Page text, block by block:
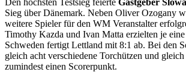
Den höchsten Testsieg feierte Gastgeber
Sieg über Dänemark. Neben Oliver Ozogany
weitere Spieler für den WM Veranstalter
Timothy Kazda und Ivan Matta erzielten je
Schweden fertigt Lettland mit 8:1 ab. Bei den
gleich acht verschiedene Torchützen und
zumindest einen Scorerpunkt.